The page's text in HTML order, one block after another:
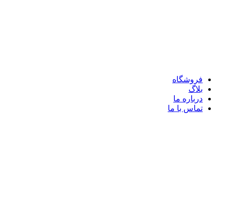
فروشگاه
بلاگ
درباره ما
تماس با ما